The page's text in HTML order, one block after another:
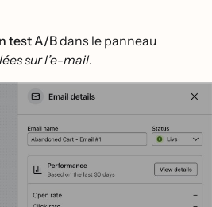
test A/Bdans le panneau
sur l’e-mail.